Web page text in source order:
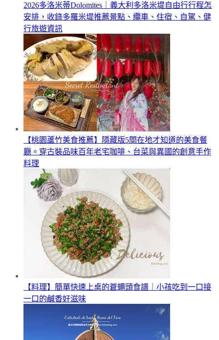
2026多洛米蒂Dolomites｜義大利多洛米堤自由行行程怎
安排，收錄多羅米堤推薦景點、纜車、住宿、自駕、健
行旅遊資訊
【桃園蘆竹美食推薦】隱藏版5間在地才知道的美食餐
廳。穿古裝品味百年老宅咖啡、台菜與異國的創意手作
料理
【料理】簡單快速上桌的蒼蠅頭食譜｜小孩吃到一口接
一口的鹹香好滋味